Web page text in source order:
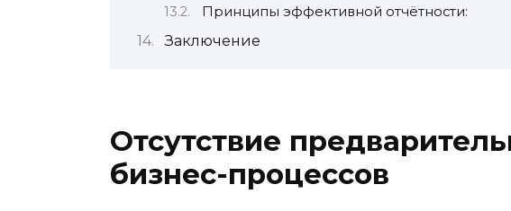
Принципы эффективной отчётности:
Заключение
Отсутствие
бизнес-процессов